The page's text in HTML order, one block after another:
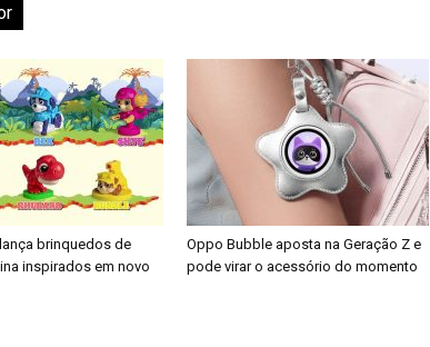
brinquedos de
inspirados em novo
Oppo Bubble aposta na Geração Z e
pode virar o acessório do momento